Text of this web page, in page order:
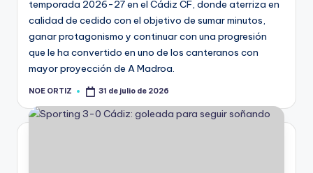
temporada 2026-27 en el Cádiz CF, donde aterriza en
calidad de cedido con el objetivo de sumar minutos,
ganar protagonismo y continuar con una progresión
que le ha convertido en uno de los canteranos con
mayor proyección de A Madroa.
NOE ORTIZ 31 de julio de 2026